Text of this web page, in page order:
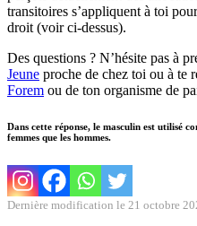
transitoires s’appliquent à toi
droit (voir ci-dessus).
Des questions ? N’hésite pas à
Jeune proche de chez toi ou à te
Forem ou de ton organisme de
Dans cette réponse, le masculin est utilisé
femmes que les hommes.
Dernière modification le 21 octobre